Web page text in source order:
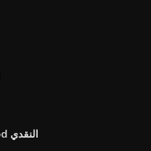
يمكنك تداول الخيارات على حساب robinhood النقدي